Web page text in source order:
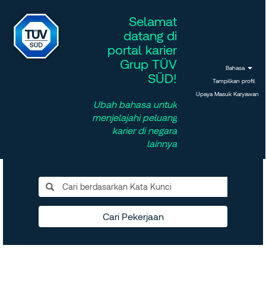
Selamat
datang di
portal karier
Grup TÜV
SÜD!
Ubah bahasa untuk
menjelajahi peluang
karier di negara
lainnya
Bahasa
Tampilkan profil
Upaya Masuk Karyawan
Cari Pekerjaan